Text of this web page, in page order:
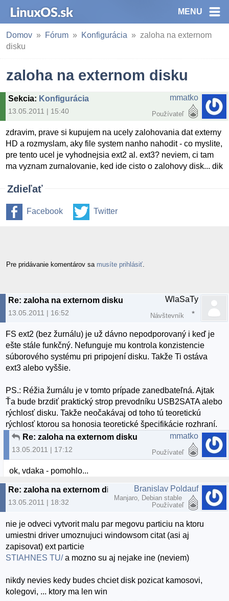
MENU
Domov Fórum Konfigurácia
zaloha na externom
disku
zaloha na externom disku
Sekcia: Konfigurácia
13.05.2011 | 15:40
mmatko
Používateľ
zdravim, prave si kupujem na ucely zalohovania dat externy
HD a rozmyslam, aky file system nanho nahodit - co myslite,
pre tento ucel je vyhodnejsia ext2 al. ext3? neviem, ci tam
ma vyznam zurnalovanie, ked ide cisto o zalohovy disk... dik
Zdieľať
Facebook Twitter
Pre pridávanie komentárov sa musíte prihlásiť
Re: zaloha na externom disku
13.05.2011 | 16:52
WlaSaTy
Návštevník
FS ext2 (bez žurnálu) je už dávno nepodporovaný i keď je
ešte stále funkčný. Nefunguje mu kontrola konzistencie
súborového systému pri pripojení disku. Takže Ti ostáva
ext3 alebo vyššie.
PS.: Réžia žurnálu je v tomto prípade zanedbateľná. Ajtak
Ťa bude brzdiť praktický strop prevodníku USB2SATA alebo
rýchlosť disku. Takže neočakávaj od toho tú teoretickú
rýchlosť ktorou sa honosia teoretické špecifikácie rozhraní.
Re: zaloha na externom disku
13.05.2011 | 17:12
mmatko
Používateľ
ok, vdaka - pomohlo...
Re: zaloha na externom disku
13.05.2011 | 18:32
Branislav Poldauf
Manjaro, Debian stable
Používateľ
nie je odveci vytvorit malu par megovu particiu na ktoru
umiestni driver umoznujuci windowsom citat (asi aj
zapisovat) ext particie
STIAHNES TU/a mozno su aj nejake ine (neviem)
nikdy nevies kedy budes chciet disk pozicat kamosovi,
kolegovi, ... ktory ma len win